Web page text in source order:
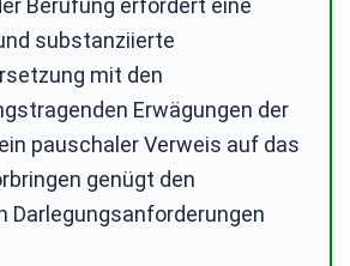
substanziierte
mit den
Erwägungen der
pauschaler Verweis auf das
genügt den
Darlegungsanforderungen